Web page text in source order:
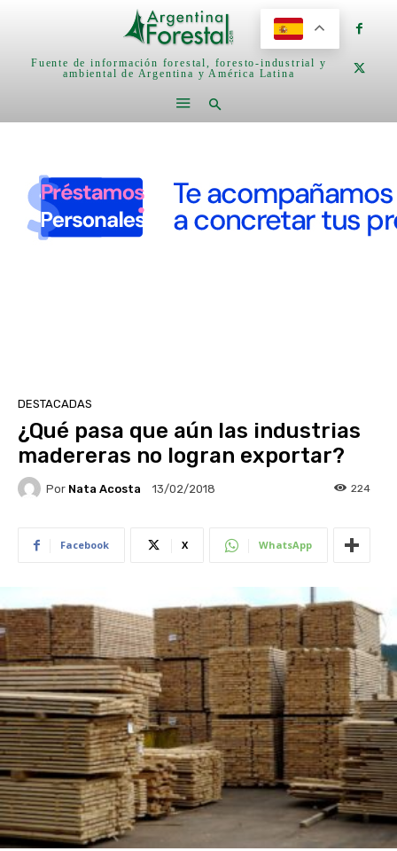
Fuente de información forestal, foresto-industrial y
ambiental de Argentina y América Latina
DESTACADAS
¿Qué pasa que aún las industrias
madereras no logran exportar?
Por Nata Acosta 13/02/2018 224
Facebook X WhatsApp